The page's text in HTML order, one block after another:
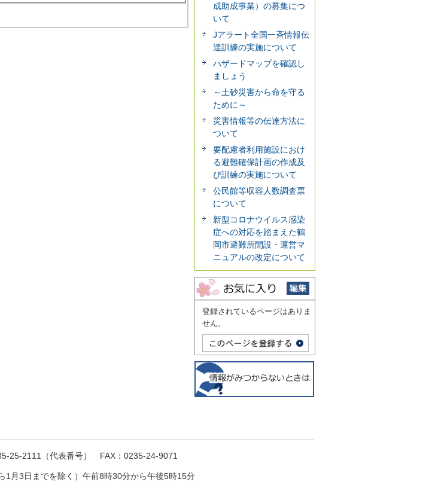
成助成事業）の募集につ
いて
Jアラート全国一斉情報伝
達訓練の実施について
ハザードマップを確認し
ましょう
～土砂災害から命を守る
ために～
災害情報等の伝達方法に
ついて
要配慮者利用施設におけ
る避難確保計画の作成及
び訓練の実施について
公民館等収容人数調査票
について
新型コロナウイルス感染
症への対応を踏まえた鶴
岡市避難所開設・運営マ
ニュアルの改定について
登録されているページはありま
せん。
25-2111（代表番号） FAX：0235-24-9071
月3日までを除く）午前8時30分から午後5時15分